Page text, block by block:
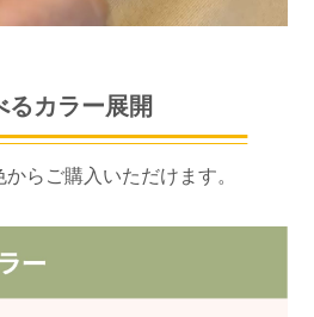
るカラー展開
らご購入いただけます。